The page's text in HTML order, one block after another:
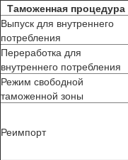
Таможенная процедура
Выпуск для внутреннего
потребления
Переработка для
внутреннего потребления
Режим свободной
таможенной зоны
Реимпорт